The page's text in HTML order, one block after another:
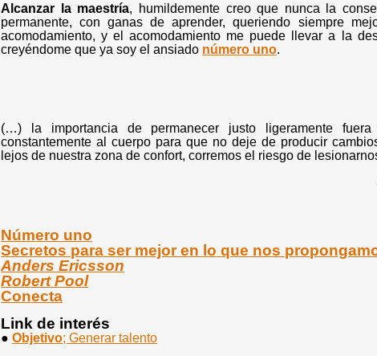
Alcanzar la maestría, humildemente creo que nunca la
permanente, con ganas de aprender, queriendo siempre
acomodamiento, y el acomodamiento me puede llevar a la
creyéndome que ya soy el ansiado número uno.
(…) la importancia de permanecer justo ligeramente
constantemente al cuerpo para que no deje de producir
lejos de nuestra zona de confort, corremos el riesgo de
Número uno
Secretos para ser mejor en lo que nos
Anders Ericsson
Robert Pool
Conecta
Link de interés
●Objetivo; Generar talento